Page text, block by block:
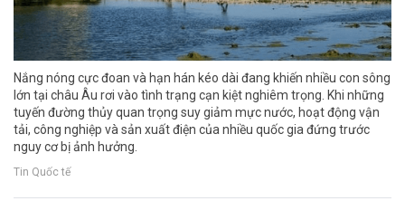
Nắng nóng cực đoan và hạn hán kéo dài đang khiến nhiều con sông
lớn tại châu Âu rơi vào tình trạng cạn kiệt nghiêm trọng. Khi những
tuyến đường thủy quan trọng suy giảm mực nước, hoạt động vận
tải, công nghiệp và sản xuất điện của nhiều quốc gia đứng trước
nguy cơ bị ảnh hưởng.
Tin Quốc tế